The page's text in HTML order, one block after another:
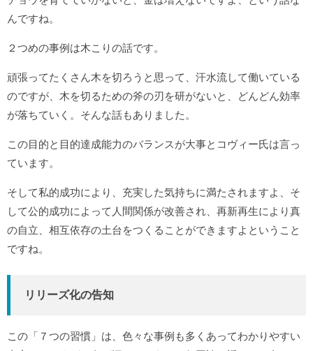
んですね。
２つめの事例は木こりの話です。
頑張ってたくさん木を切ろうと思って、汗水流して働いている
のですが、木を切るための斧の刃を研がないと、どんどん効率
が落ちていく。そんな話もありました。
この目的と目的達成能力のバランスが大事とコヴィー氏は言っ
ています。
そして私的成功により、充実した気持ちに満たされますよ、そ
して公的成功によって人間関係が改善され、再新再生により真
の自立、相互依存の土台をつくることができますよということ
ですね。
リリーズ化の告知
この「７つの習慣」は、色々な事例も多くあってわかりやすい